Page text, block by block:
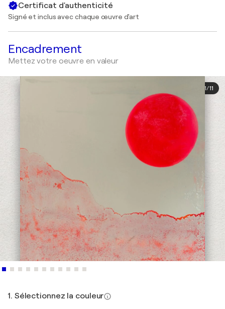
Certificat d'authenticité
Signé et inclus avec chaque œuvre d'art
Encadrement
Mettez votre oeuvre en valeur
1/11
1. Sélectionnez la couleur